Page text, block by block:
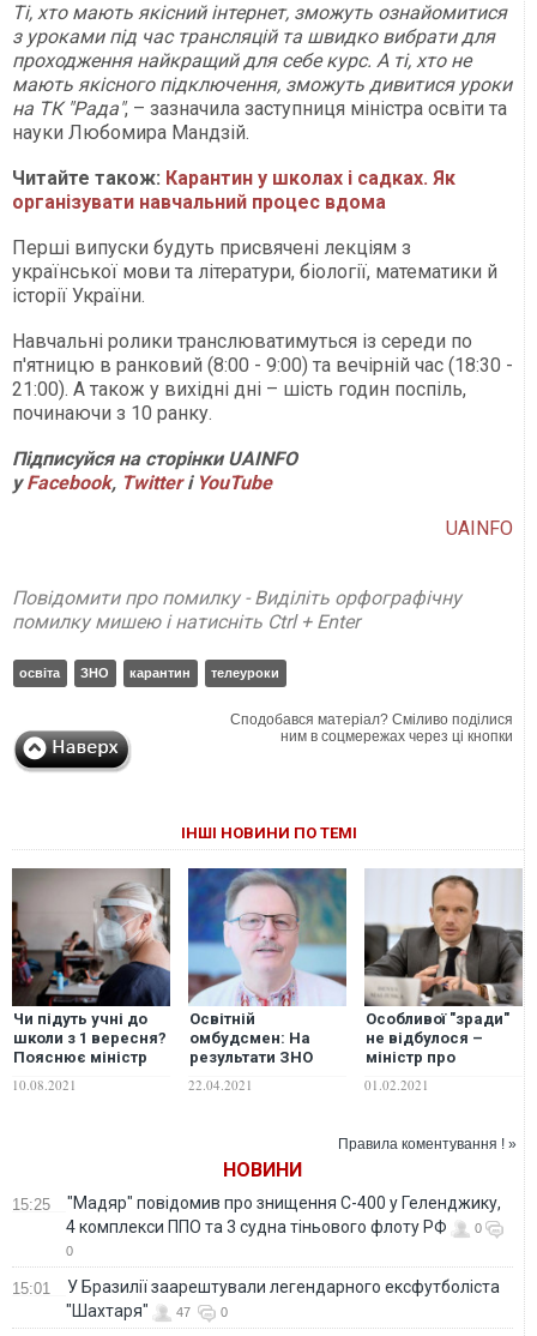
Ті, хто мають якісний інтернет, зможуть ознайомитися
з уроками під час трансляцій та швидко вибрати для
проходження найкращий для себе курс. А ті, хто не
мають якісного підключення, зможуть дивитися уроки
на ТК "Рада", – зазначила заступниця міністра освіти та
науки Любомира Мандзій.
Читайте також: Карантин у школах і садках. Як
організувати навчальний процес вдома
Перші випуски будуть присвячені лекціям з
української мови та літератури, біології, математики й
історії України.
Навчальні ролики транслюватимуться із середи по
п'ятницю в ранковий (8:00 - 9:00) та вечірній час (18:30 -
21:00). А також у вихідні дні – шість годин поспіль,
починаючи з 10 ранку.
Підписуйся на сторінки UAINFO
уFacebook, Twitterі YouTube
UAINFO
Повідомити про помилку - Виділіть орфографічну
помилку мишею і натисніть Ctrl + Enter
освіта ЗНО карантин телеуроки
Сподобався матеріал? Сміливо поділися
ним в соцмережах через ці кнопки
ІНШІ НОВИНИ ПО ТЕМІ
Чи підуть учні до
школи з 1 вересня?
Пояснює міністр
10.08.2021
Освітній
омбудсмен: На
результати ЗНО
заможність родини
22.04.2021
Особливої "зради"
не відбулося –
міністр про
"скасуванням"
01.02.2021
Правила коментування ! »
НОВИНИ
15:25
"Мадяр" повідомив про знищення С-400 у Геленджику,
4 комплекси ППО та 3 судна тіньового флоту РФ
0
0
15:01
У Бразилії заарештували легендарного ексфутболіста
"Шахтаря"
47 0